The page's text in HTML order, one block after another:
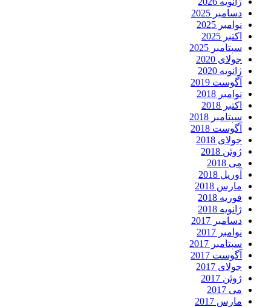
دسامبر 2025
نوامبر 2025
اکتبر 2025
سپتامبر 2025
جولای 2020
ژانویه 2020
آگوست 2019
نوامبر 2018
اکتبر 2018
سپتامبر 2018
آگوست 2018
جولای 2018
ژوئن 2018
می 2018
آوریل 2018
مارس 2018
فوریه 2018
ژانویه 2018
دسامبر 2017
نوامبر 2017
سپتامبر 2017
آگوست 2017
جولای 2017
ژوئن 2017
می 2017
مارس 2017